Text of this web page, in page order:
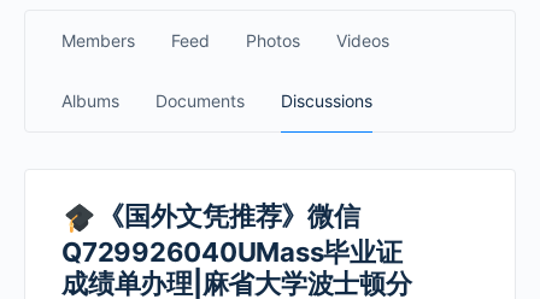
Members Feed Photos Videos
Albums Documents Discussions
《国外文凭推荐》微信
Q729926040UMass毕业证
成绩单办理|麻省大学波士顿分